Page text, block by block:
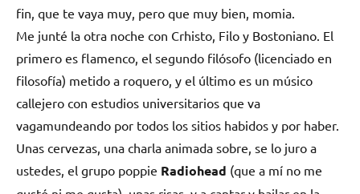
fin, que te vaya muy, pero que muy bien, momia.
Me junté la otra noche con Crhisto, Filo y Bostoniano. El
primero es flamenco, el segundo filósofo (licenciado en
filosofía) metido a roquero, y el último es un músico
callejero con estudios universitarios que va
vagamundeando por todos los sitios habidos y por haber.
Unas cervezas, una charla animada sobre, se lo juro a
ustedes, el grupo poppie Radiohead (que a mí no me